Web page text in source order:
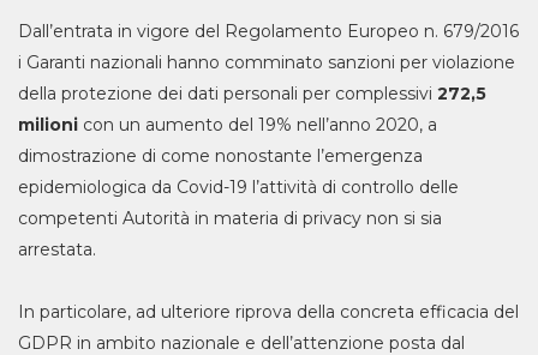
Dall’entrata in vigore del Regolamento Europeo n. 679/2016
i Garanti nazionali hanno comminato sanzioni per violazione
della protezione dei dati personali per complessivi 272,5
milioni con un aumento del 19% nell’anno 2020, a
dimostrazione di come nonostante l’emergenza
epidemiologica da Covid-19 l’attività di controllo delle
competenti Autorità in materia di privacy non si sia
arrestata.
In particolare, ad ulteriore riprova della concreta efficacia del
GDPR in ambito nazionale e dell’attenzione posta dal